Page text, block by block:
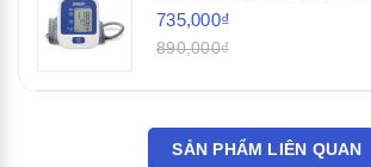
735,000₫
890,000₫
SẢN PHẨM LIÊN QUAN